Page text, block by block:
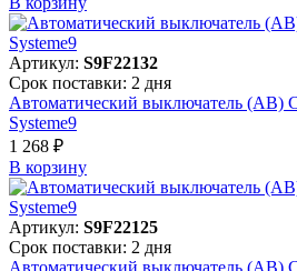
Артикул: S9F22132
Срок поставки: 2 дня
Автоматический выключатель (АВ)
Systeme9
1 268 ₽
В корзинy
Артикул: S9F22125
Срок поставки: 2 дня
Автоматический выключатель (АВ)